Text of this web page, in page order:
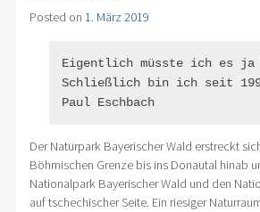
Posted on 1. März 2019
Eigentlich müsste ich es ja
Schließlich bin ich seit
Paul Eschbach
Der Naturpark Bayerischer Wald erstreckt
Böhmischen Grenze bis ins Donautal hinab
Nationalpark Bayerischer Wald und den
auf tschechischer Seite. Ein riesiger